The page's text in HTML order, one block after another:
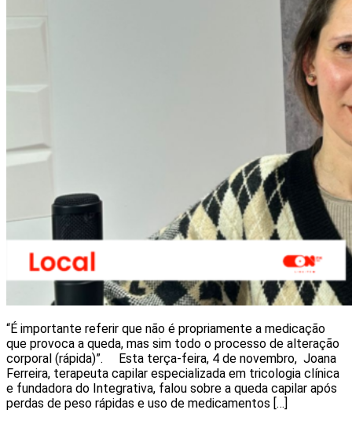
“É importante referir que não é propriamente a medicação
que provoca a queda, mas sim todo o processo de alteração
corporal (rápida)”. Esta terça-feira, 4 de novembro, Joana
Ferreira, terapeuta capilar especializada em tricologia clínica
e fundadora do Integrativa, falou sobre a queda capilar após
perdas de peso rápidas e uso de medicamentos […]